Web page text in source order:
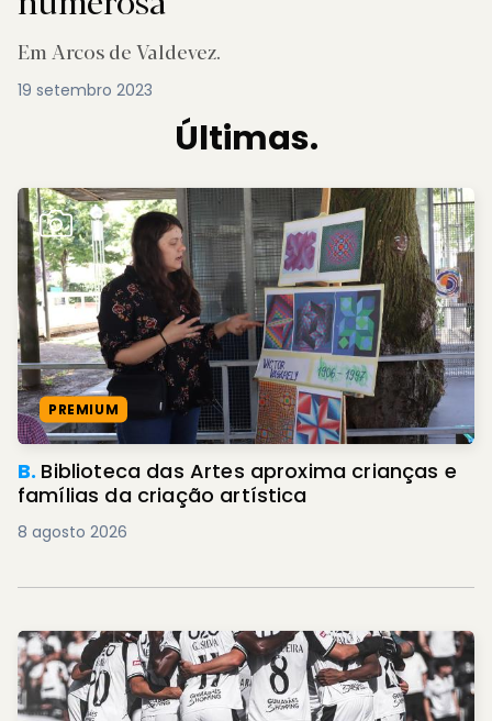
Em Arcos de Valdevez.
19 setembro 2023
Últimas.
PREMIUM
B. Biblioteca das Artes aproxima crianças e
famílias da criação artística
8 agosto 2026